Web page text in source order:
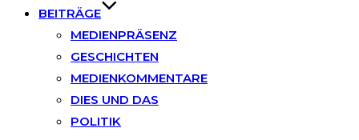
BEITRÄGE
MEDIENPRÄSENZ
GESCHICHTEN
MEDIENKOMMENTARE
DIES UND DAS
POLITIK